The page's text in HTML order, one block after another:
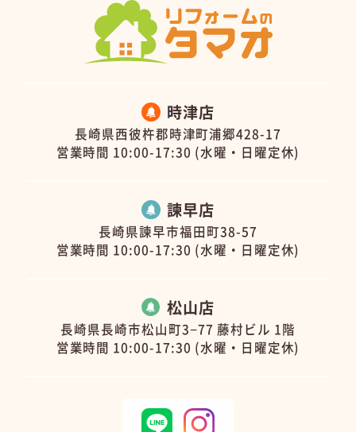
時津店
長崎県西彼杵郡時津町浦郷428-17
営業時間 10:00-17:30 (水曜・日曜定休)
諫早店
長崎県諫早市福田町38-57
営業時間 10:00-17:30 (水曜・日曜定休)
松山店
長崎県長崎市松山町3−77 藤村ビル 1階
営業時間 10:00-17:30 (水曜・日曜定休)